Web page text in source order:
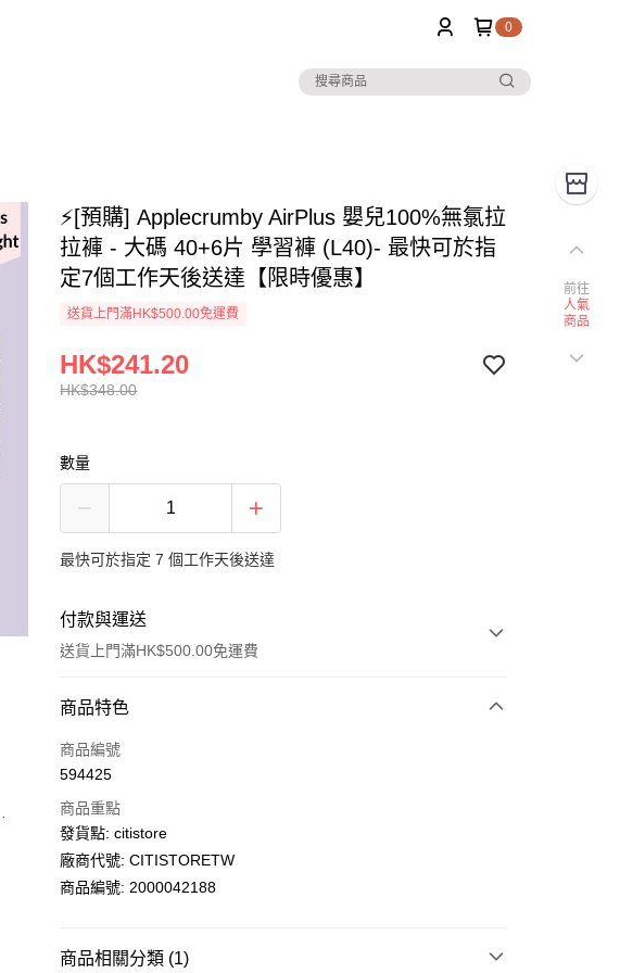
0
⚡[預購] Applecrumby AirPlus 嬰兒100%無氯拉
拉褲 - 大碼 40+6片 學習褲 (L40)- 最快可於指
定7個工作天後送達【限時優惠】
送貨上門滿HK$500.00免運費
HK$348.00
HK$241.20
數量
最快可於指定 7 個工作天後送達
付款與運送
送貨上門滿HK$500.00免運費
付款方式
信用卡
PayMe
WeChat Pay
商品特色
商品編號
594425
商品重點
發貨點: citistore
廠商代號: CITISTORETW
商品編號: 2000042188
商品相關分類 (1)
前往
人氣
商品